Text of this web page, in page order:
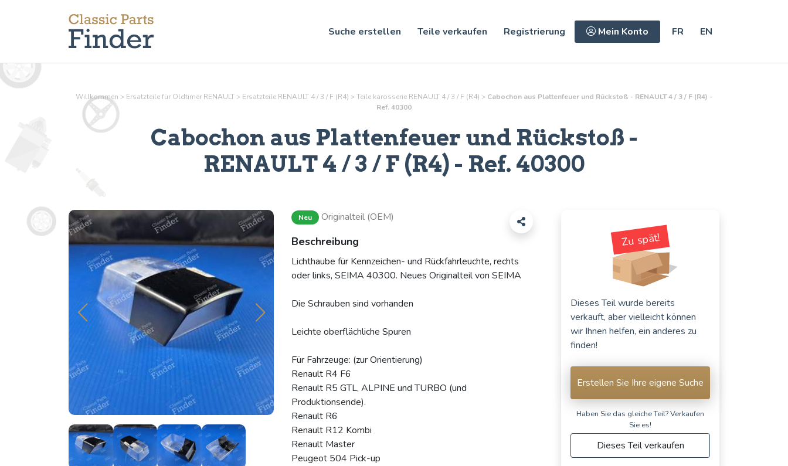
Suche erstellen Teile verkaufen Registrierung Mein Konto FR EN
Willkommen > Ersatzteile für Oldtimer RENAULT > Ersatzteile RENAULT 4 / 3 / F (R4) >Teile karosserie RENAULT 4 / 3 / F (R4) > Cabochon aus Plattenfeuer und Rückstoß - RENAULT 4 / 3 / F (R4) -
Ref. 40300
Cabochon aus Plattenfeuer und Rückstoß -
RENAULT 4 / 3 / F (R4) - Ref. 40300
Neu Originalteil (OEM)
Beschreibung
Lichthaube für Kennzeichen- und Rückfahrleuchte, rechts
oder links, SEIMA 40300. Neues Originalteil von SEIMA
Die Schrauben sind vorhanden
Leichte oberflächliche Spuren
Für Fahrzeuge: (zur Orientierung)
Renault R4 F6
Renault R5 GTL, ALPINE und TURBO (und
Produktionsende).
Renault R6
Renault R12 Kombi
Renault Master
Peugeot 504 Pick-up
Zu spät!
Dieses Teil wurde bereits
verkauft, aber vielleicht können
wir Ihnen helfen, ein anderes zu
finden!
Erstellen Sie Ihre eigene Suche
Haben Sie das gleiche Teil? Verkaufen
Sie es!
Dieses Teil verkaufen